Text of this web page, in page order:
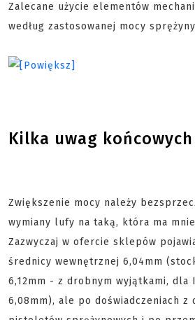
Zalecane użycie elementów
według zastosowanej mocy
Kilka uwag końcowych
Zwiększenie mocy należy
wymiany lufy na taką, która ma
Zazwyczaj w ofercie sklepów
średnicy wewnętrznej 6,04mm
6,12mm - z drobnym wyjątkami, dla
6,08mm), ale po doświadczeniach z